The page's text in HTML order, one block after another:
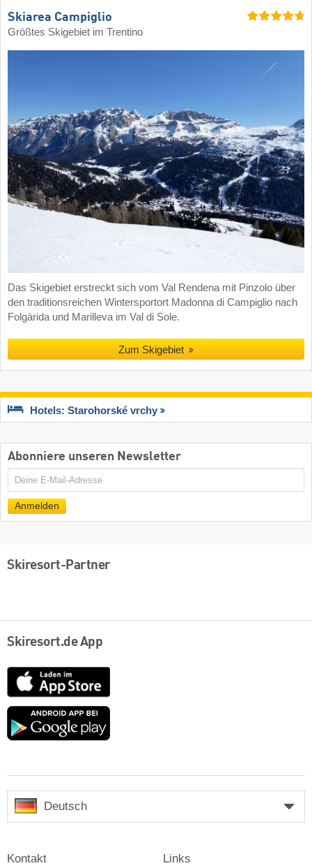
Skiarea Campiglio
Größtes Skigebiet im Trentino
Das Skigebiet erstreckt sich vom Val Rendena mit Pinzolo über
den traditionsreichen Wintersportort Madonna di Campiglio nach
Folgàrida und Marilleva im Val di Sole.
Zum Skigebiet
Hotels: Starohorské vrchy
Abonniere unseren Newsletter
E-
Anmelden
Skiresort-Partner
Skiresort.de App
App
Store
Google
Deutsch
Kontakt Links